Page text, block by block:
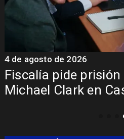
Fiscalía pide
Michael Clark en
4 de agosto de 2026